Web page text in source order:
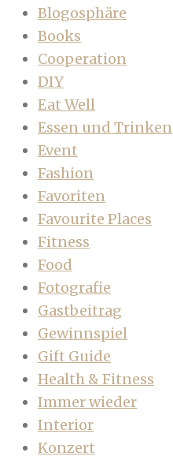
Blogosphäre
Books
Cooperation
DIY
Eat Well
Essen und Trinken
Event
Fashion
Favoriten
Favourite Places
Fitness
Food
Fotografie
Gastbeitrag
Gewinnspiel
Gift Guide
Health & Fitness
Immer wieder
Interior
Konzert